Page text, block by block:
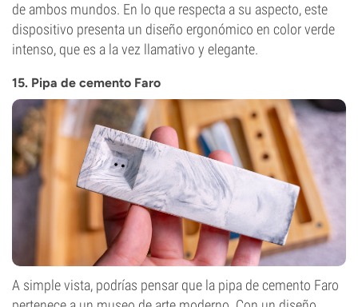
de ambos mundos. En lo que respecta a su aspecto, este
dispositivo presenta un diseño ergonómico en color verde
intenso, que es a la vez llamativo y elegante.
15. Pipa de cemento Faro
A simple vista, podrías pensar que la pipa de cemento Faro